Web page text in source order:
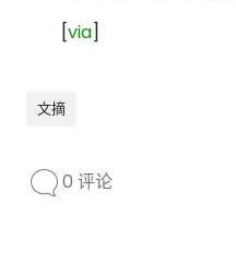
[via]
文摘
0 评论